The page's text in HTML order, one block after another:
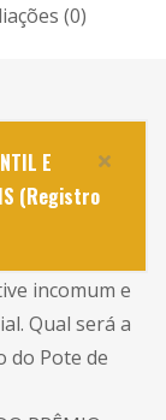
(0)
E
(Registro
incomum e
Qual será a
do Pote de